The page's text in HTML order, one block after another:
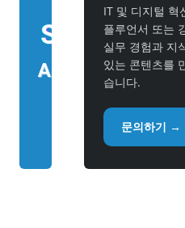
IT 및 디지털 혁
플루언서 또는
실무 경험과 지
있는 콘텐츠를
습니다.
문의하기 →